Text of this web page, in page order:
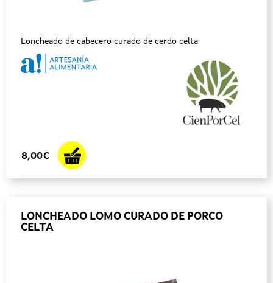
Loncheado de cabecero curado de cerdo celta
8,00€
LONCHEADO LOMO CURADO DE PORCO
CELTA